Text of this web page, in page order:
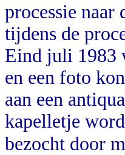
processie naar
tijdens de
Eind juli 1983
en een foto
aan een
kapelletje
bezocht door